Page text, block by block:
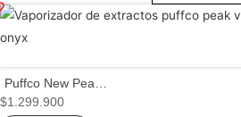
la
producto
$1.299.900